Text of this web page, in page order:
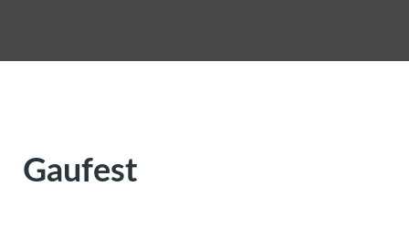
Gaufest